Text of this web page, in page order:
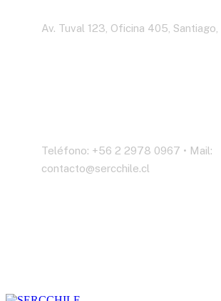
Av. Tuval 123, Oficina 405, Santiago,
Teléfono: +56 2 2978 0967 • Mail:
contacto@sercchile.cl